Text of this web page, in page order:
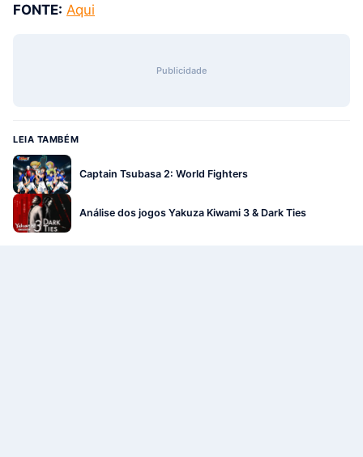
FONTE: Aqui
Publicidade
LEIA TAMBÉM
Captain Tsubasa 2: World Fighters
Análise dos jogos Yakuza Kiwami 3 & Dark Ties